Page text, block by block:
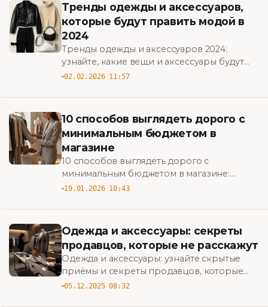
Тренды одежды и аксессуаров,
которые будут править модой в
2024
Тренды одежды и аксессуаров 2024:
узнайте, какие вещи и аксессуары будут
править модой — практичные советы по
02.02.2026 11:57
10 способов выглядеть дорого с
минимальным бюджетом в
магазине
10 способов выглядеть дорого с
минимальным бюджетом в магазине:
практичные лайфхаки по выбору тканей,
стильно и экономно. BigBazar
19.01.2026 10:43
Одежда и аксессуары: секреты
продавцов, которые не расскажут
Одежда и аксессуары: узнайте скрытые
приёмы и секреты продавцов, которые
помогут покупать выгодно, избегать
05.12.2025 08:32